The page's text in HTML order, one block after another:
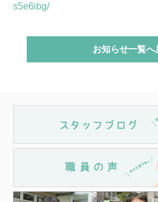
s5e6ibg/
お知らせ一覧へ